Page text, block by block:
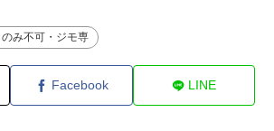
のみ不可・ジモ専
Facebook LINE